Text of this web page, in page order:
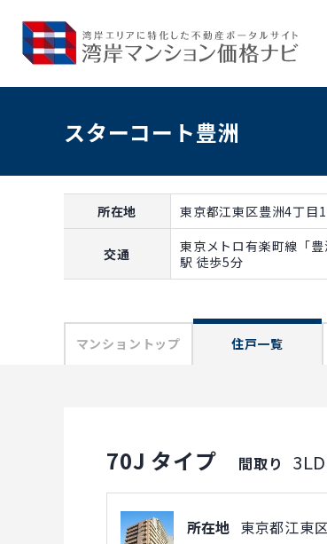
スターコート豊洲
所在地 東京都江東区豊洲4丁目
交通
東京メトロ有楽町線「
駅 徒歩5分
マンショントップ 住戸一覧
70J タイプ 間取り
所在地 東京都江東